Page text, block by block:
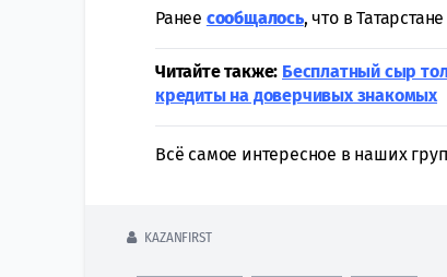
Ранее сообщалось, что в
Читайте также: Бесплатный сыр
кредиты на доверчивых знакомых
Всё самое интересное в наших
KAZANFIRST